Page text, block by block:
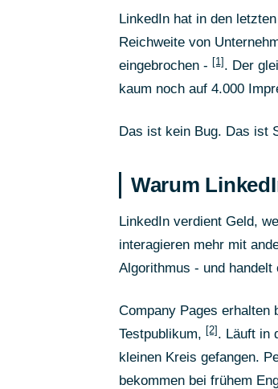
LinkedIn hat in den
Reichweite von
eingebrochen - [1]. Der
kaum noch auf 4.000
Das ist kein Bug. Das ist
Warum
LinkedIn verdient Geld,
interagieren mehr mit
Algorithmus - und handelt
Company Pages erhalten
Testpublikum, [2]. Läuft in
kleinen Kreis gefangen.
bekommen bei frühem